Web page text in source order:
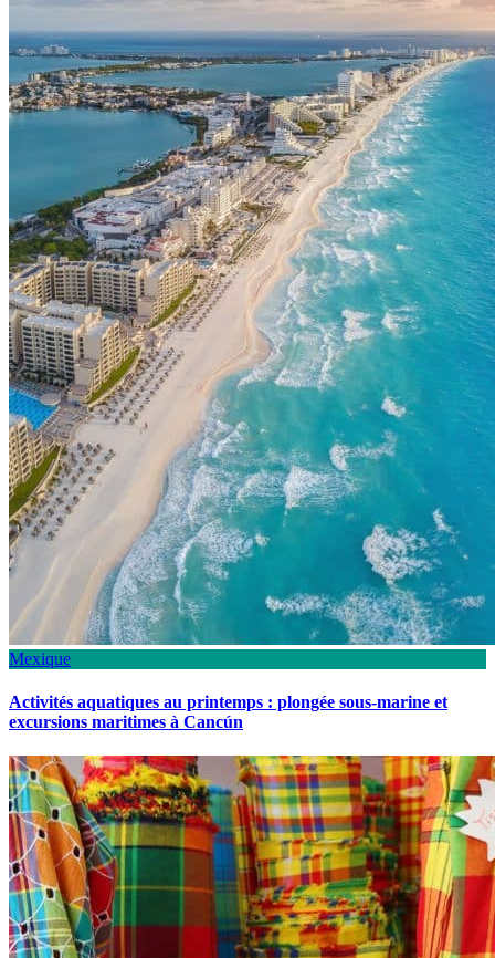
Mexique
Activités aquatiques au printemps : plongée sous-marine et
excursions maritimes à Cancún